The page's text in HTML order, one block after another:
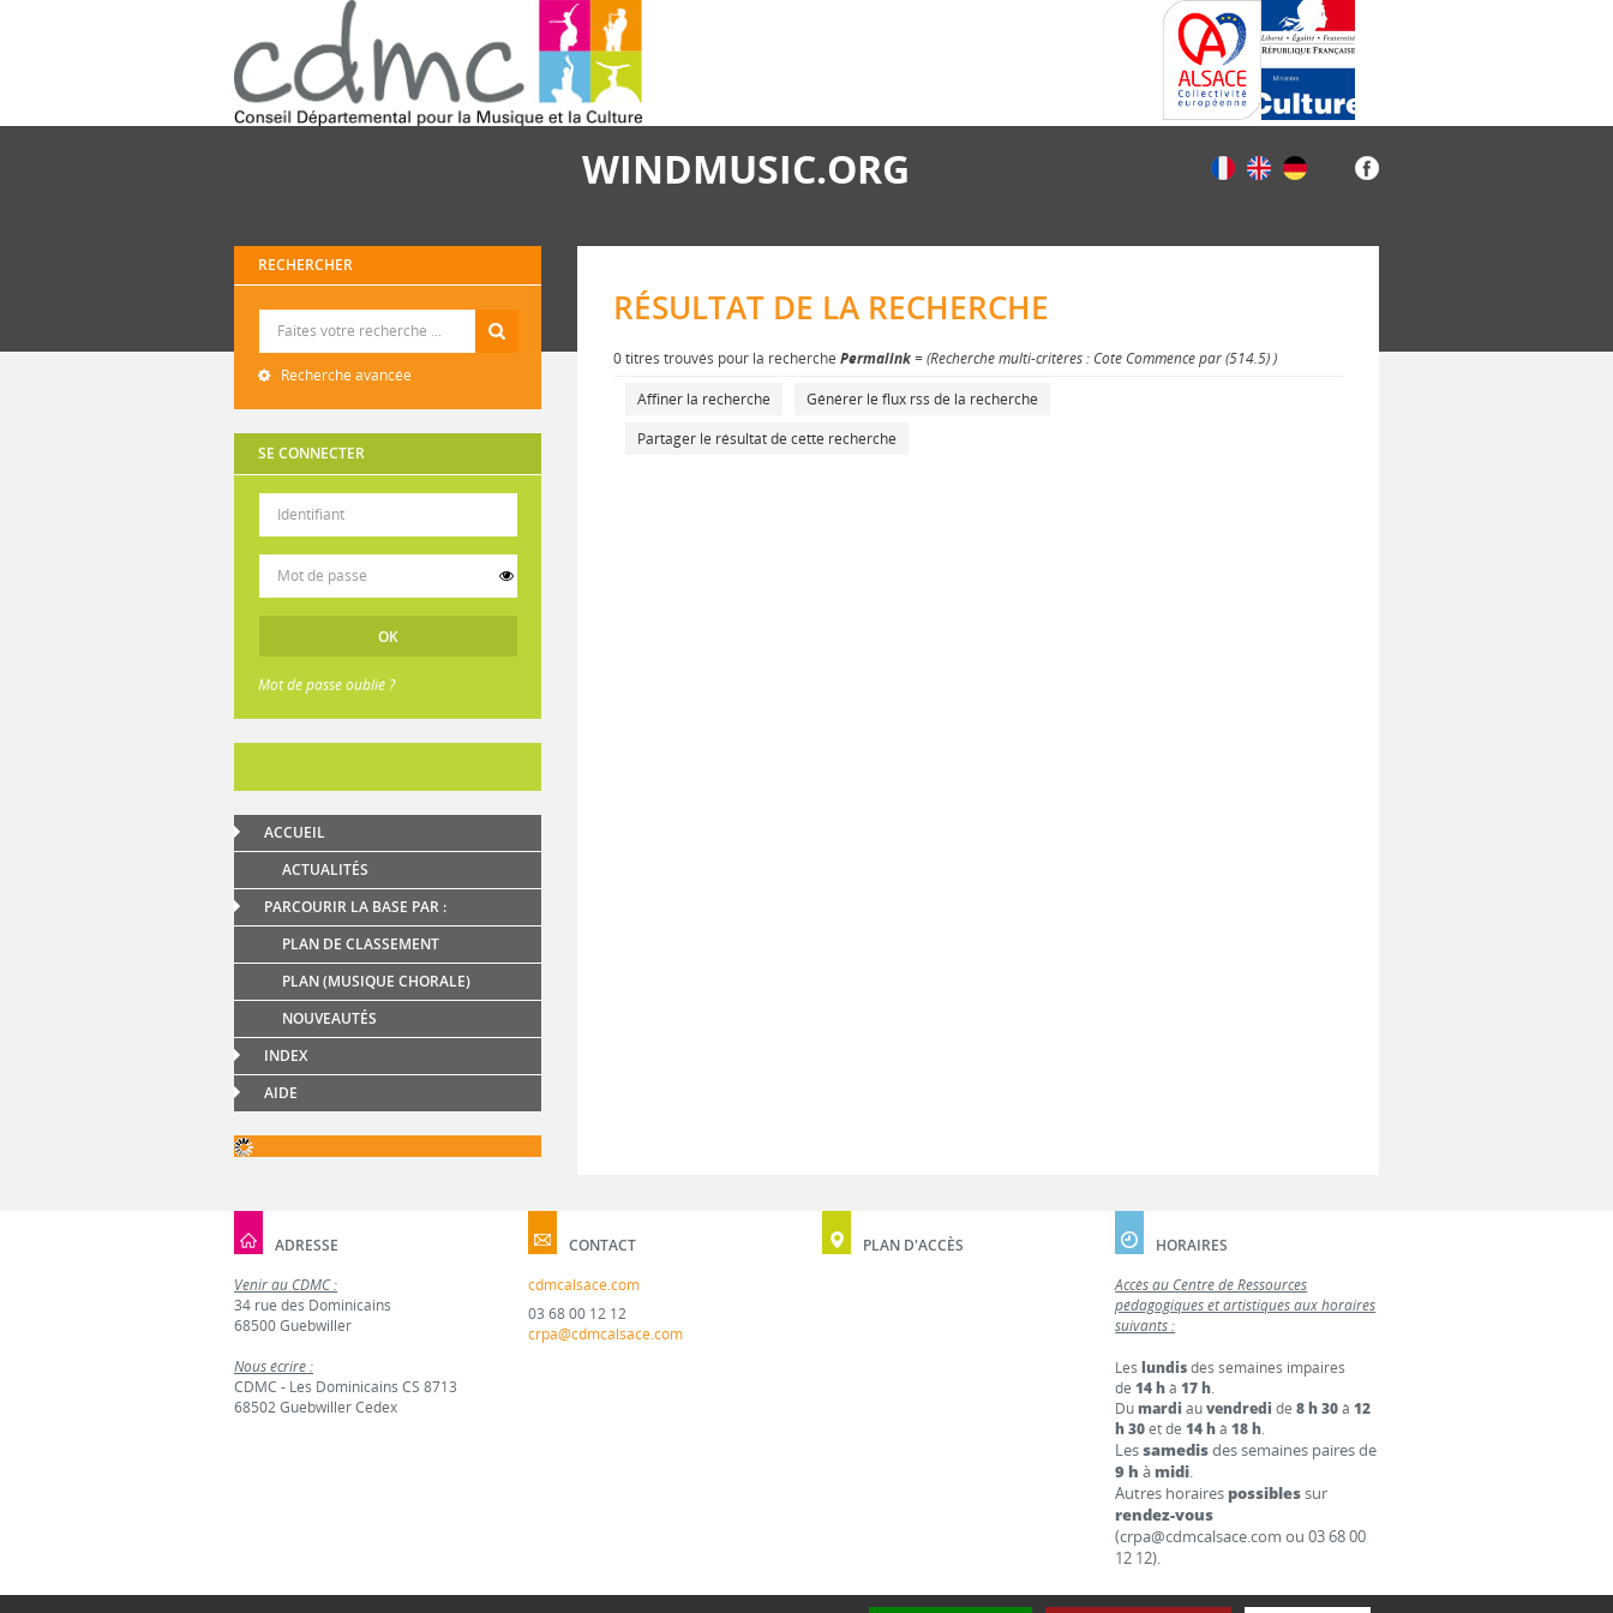
WINDMUSIC.ORG
RECHERCHER
Recherche avancée
SE CONNECTER
Mot de passe oublié ?
ACCUEIL
ACTUALITÉS
PARCOURIR LA BASE PAR :
PLAN DE CLASSEMENT
PLAN (MUSIQUE CHORALE)
NOUVEAUTÉS
INDEX
AIDE
RÉSULTAT DE LA RECHERCHE
0 titres trouvés pour la recherche Permalink= (Recherche multi-critères : Cote Commence par (514.5) )
Affiner la recherche
Générer le flux rss de la recherche
Partager le résultat de cette recherche
ADRESSE
Venir au CDMC :
34 rue des Dominicains
68500 Guebwiller
Nous écrire :
CDMC - Les Dominicains CS 8713
68502 Guebwiller Cedex
CONTACT
cdmcalsace.com
03 68 00 12 12
crpa@cdmcalsace.com
PLAN D'ACCÈS
HORAIRES
Accès au Centre de Ressources
pédagogiques et artistiques aux horaires
suivants :
Leslundisdes semaines impaires
de14 hà17 h.
Dumardi auvendredi de8 h 30à12
h 30et de14 hà18 h.
Lessamedisdes semaines paires de
9 h à midi.
Autres horaires possiblessur
rendez-vous
(crpa@cdmcalsace.com ou 03 68 00
12 12).